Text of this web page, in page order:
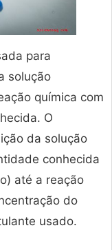
para
solução
química com
O
da solução
conhecida
até a reação
do
usado.